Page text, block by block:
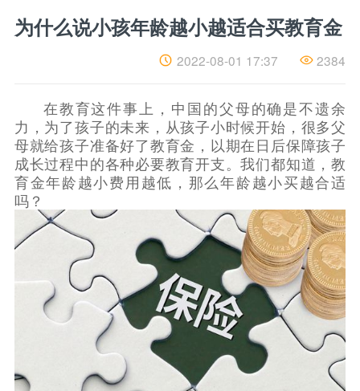
为
什
龄
越
小
越
适
合
买
育
金
为什么说小孩年龄越小越适合买教育金
2022-08-01 17:37 2384
在教育这件事上，中国的父母的确是不遗余
力，为了孩子的未来，从孩子小时候开始，很多父
母就给孩子准备好了教育金，以期在日后保障孩子
成长过程中的各种必要教育开支。我们都知道，教
育金年龄越小费用越低，那么年龄越小买越合适
吗？